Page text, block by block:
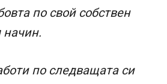
по свой собствен
начин.
по следващата си